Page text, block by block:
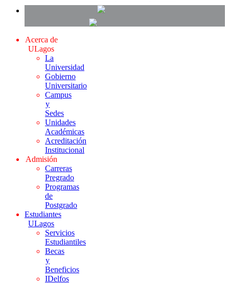
Acerca de
ULagos
La
Universidad
Gobierno
Universitario
Campus
y
Sedes
Unidades
Académicas
Acreditación
Institucional
Admisión
Carreras
Pregrado
Programas
de
Postgrado
Estudiantes
ULagos
Servicios
Estudiantiles
Becas
y
Beneficios
IDelfos